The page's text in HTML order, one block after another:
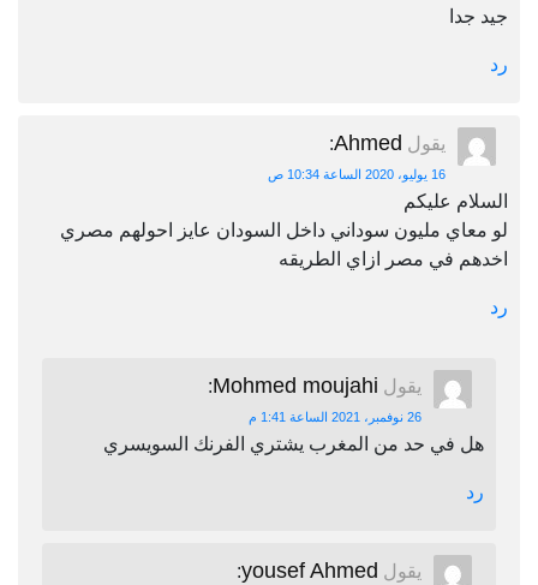
جيد جدا
رد
يقول Ahmed
:
16 يوليو، 2020 الساعة 10:34 ص
السلام عليكم
لو معاي مليون سوداني داخل السودان عايز احولهم مصري
اخدهم في مصر ازاي الطريقه
رد
يقول Mohmed moujahi
:
26 نوفمبر، 2021 الساعة 1:41 م
هل في حد من المغرب يشتري الفرنك السويسري
رد
يقول yousef Ahmed
: